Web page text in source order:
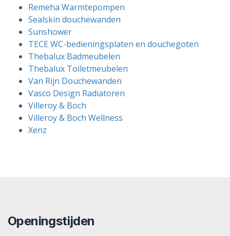
Remeha Warmtepompen
Sealskin douchewanden
Sunshower
TECE WC-bedieningsplaten en douchegoten
Thebalux Badmeubelen
Thebalux Toiletmeubelen
Van Rijn Douchewanden
Vasco Design Radiatoren
Villeroy & Boch
Villeroy & Boch Wellness
Xenz
Openingstijden